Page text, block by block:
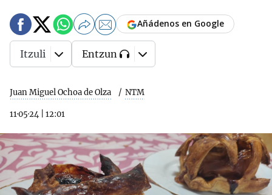
Juan Miguel Ochoa de Olza NTM
11·05·24 12:01
Añádenos en Google
Itzuli Entzun